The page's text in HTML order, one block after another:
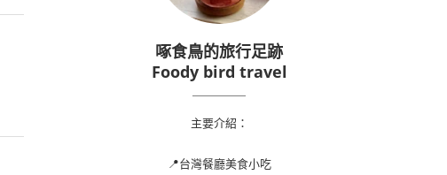
啄食鳥的旅行足跡
Foody bird travel
主要介紹：
📍台灣餐廳美食小吃